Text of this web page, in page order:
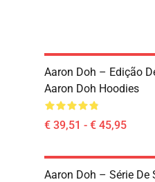
Aaron Doh – Edição
Aaron Doh Hoodies
€ 39,51 - € 45,95
Aaron Doh – Série De